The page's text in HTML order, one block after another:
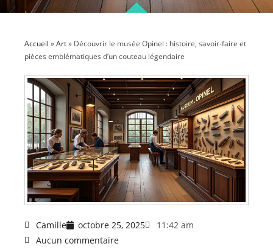
Accueil »Art» Découvrir le musée Opinel : histoire, savoir-faire et
pièces emblématiques d’un couteau légendaire
Camille octobre 25, 2025
11:42 am
Aucun commentaire